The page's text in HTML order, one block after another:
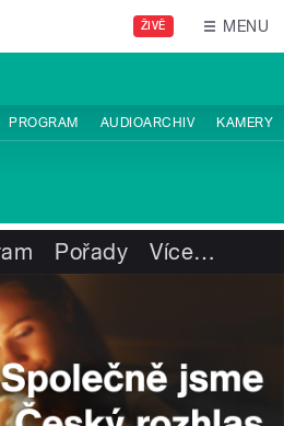
ŽIVĚ MENU
PROGRAM AUDIOARCHIV KAMERY
Pořady Více…